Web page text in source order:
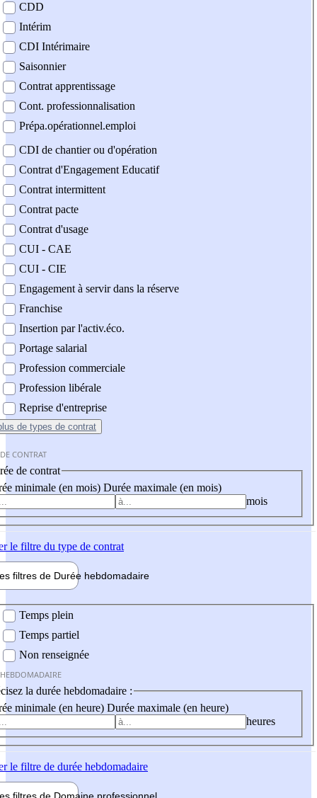
CDD
Intérim
CDI Intérimaire
Saisonnier
Contrat apprentissage
Cont. professionnalisation
Prépa.opérationnel.emploi
CDI de chantier ou d'opération
Contrat d'Engagement Educatif
Contrat intermittent
Contrat pacte
Contrat d'usage
CUI - CAE
CUI - CIE
Engagement à servir dans la réserve
Franchise
Insertion par l'activ.éco.
Portage salarial
Profession commerciale
Profession libérale
Reprise d'entreprise
de types de contrat
CONTRAT
de contrat
minimale (en mois) Durée maximale (en mois)
mois
le filtre du type de contrat
filtres de Durée hebdomadaire
Temps plein
Temps partiel
Non renseignée
la durée hebdomadaire :
minimale (en heure) Durée maximale (en heure)
heures
le filtre de durée hebdomadaire